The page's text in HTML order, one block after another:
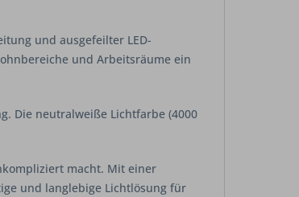
und ausgefeilter LED-
und Arbeitsräume ein
Die neutralweiße Lichtfarbe (4000
macht. Mit einer
und langlebige Lichtlösung für